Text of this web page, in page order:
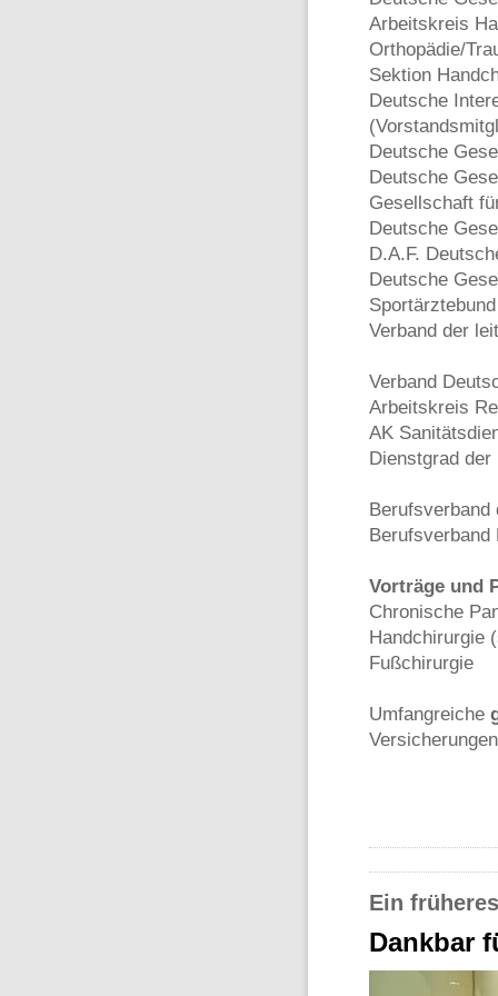
Arbeitskreis
Orthopädie/
Sektion
Deutsche
Deutsche
Deutsche
Gesellschaft
Deutsche
D.A.F.
Deutsche
Verband der
Verband
Arbeitskreis
AK
Dienstgrad
Berufsverband
Berufsverband
Vorträge und
Chronische
Handchirurgie
Fußchirurgie
Umfangreiche
Ein
Dankbar